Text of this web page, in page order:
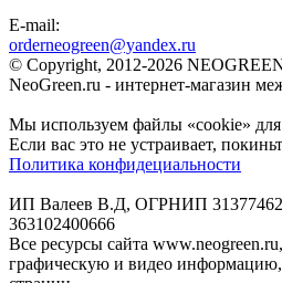
E-mail:
orderneogreen@yandex.ru
© Copyright, 2012-2026
NeoGreen.ru - интернет-магазин
Мы используем файлы «cookie»
Если вас это не устраивает,
Политика конфидециальности
ИП Валеев В.Д, ОГРНИП
363102400666
Все ресурсы сайта
графическую и видео